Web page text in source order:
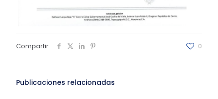
Compartir 0
Publicaciones relacionadas